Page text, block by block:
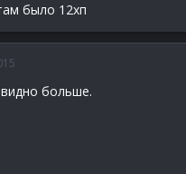
было 12хп
больше.